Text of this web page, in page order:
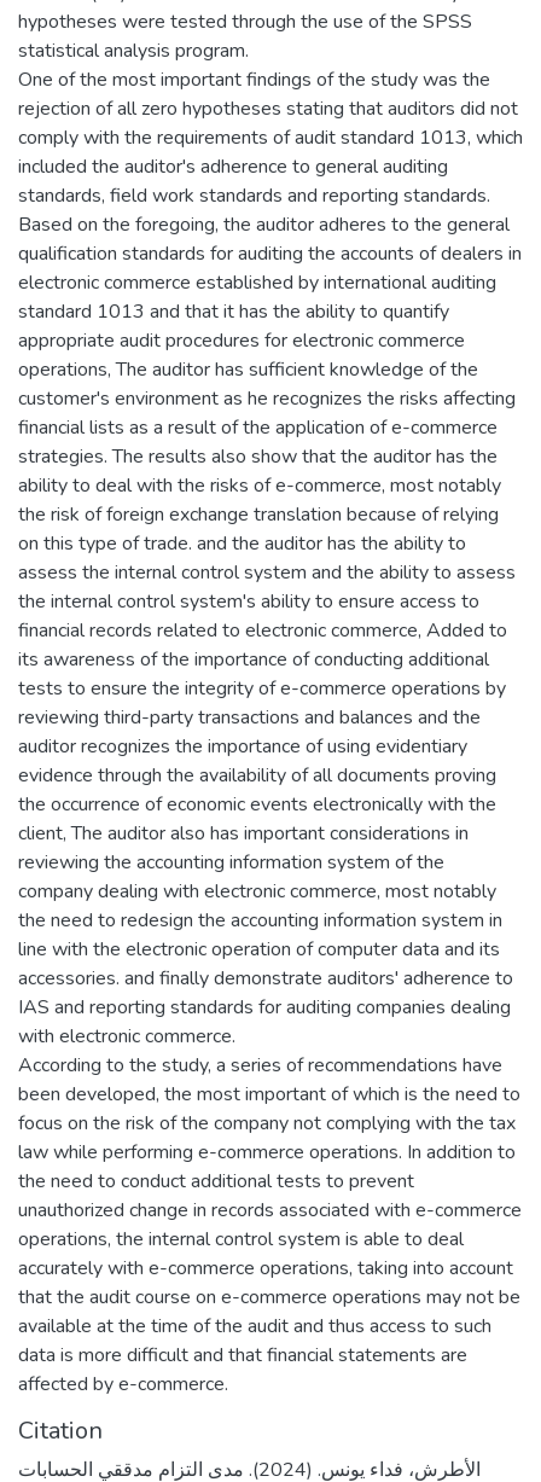
hypotheses were tested through the use of the SPSS
statistical analysis program.
One of the most important findings of the study was the
rejection of all zero hypotheses stating that auditors did not
comply with the requirements of audit standard 1013, which
included the auditor's adherence to general auditing
standards, field work standards and reporting standards.
Based on the foregoing, the auditor adheres to the general
qualification standards for auditing the accounts of dealers in
electronic commerce established by international auditing
standard 1013 and that it has the ability to quantify
appropriate audit procedures for electronic commerce
operations, The auditor has sufficient knowledge of the
customer's environment as he recognizes the risks affecting
financial lists as a result of the application of e-commerce
strategies. The results also show that the auditor has the
ability to deal with the risks of e-commerce, most notably
the risk of foreign exchange translation because of relying
on this type of trade. and the auditor has the ability to
assess the internal control system and the ability to assess
the internal control system's ability to ensure access to
financial records related to electronic commerce, Added to
its awareness of the importance of conducting additional
tests to ensure the integrity of e-commerce operations by
reviewing third-party transactions and balances and the
auditor recognizes the importance of using evidentiary
evidence through the availability of all documents proving
the occurrence of economic events electronically with the
client, The auditor also has important considerations in
reviewing the accounting information system of the
company dealing with electronic commerce, most notably
the need to redesign the accounting information system in
line with the electronic operation of computer data and its
accessories. and finally demonstrate auditors' adherence to
IAS and reporting standards for auditing companies dealing
with electronic commerce.
According to the study, a series of recommendations have
been developed, the most important of which is the need to
focus on the risk of the company not complying with the tax
law while performing e-commerce operations. In addition to
the need to conduct additional tests to prevent
unauthorized change in records associated with e-commerce
operations, the internal control system is able to deal
accurately with e-commerce operations, taking into account
that the audit course on e-commerce operations may not be
available at the time of the audit and thus access to such
data is more difficult and that financial statements are
affected by e-commerce.
Citation
الأطرش، فداء يونس. (2024). مدى التزام مدققي الحسابات